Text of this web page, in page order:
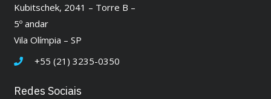
Kubitschek, 2041 – Torre B –
5º andar
Vila Olímpia – SP
+55 (21) 3235-0350
Redes Sociais